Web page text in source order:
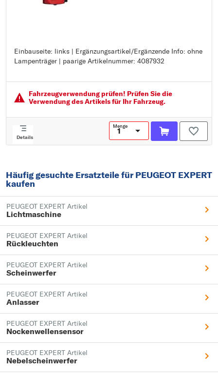
Einbauseite: links | Ergänzungsartikel/Ergänzende Info: ohne
Lampenträger | paarige Artikelnummer: 4087932
Einbauseite: links
Ergänzungsartikel/Ergänzende Info: ohne Lampenträger
Fahrzeugver­wendung prüfen! Prüfen Sie die
Verwendung des Artikels für Ihr Fahrzeug.
Details
Menge
Häufig gesuchte Ersatzteile für PEUGEOT EXPERT
kaufen
PEUGEOT EXPERT Artikel
Lichtmaschine
PEUGEOT EXPERT Artikel
Rückleuchten
PEUGEOT EXPERT Artikel
Scheinwerfer
PEUGEOT EXPERT Artikel
Anlasser
PEUGEOT EXPERT Artikel
Nockenwellensensor
PEUGEOT EXPERT Artikel
Nebelscheinwerfer